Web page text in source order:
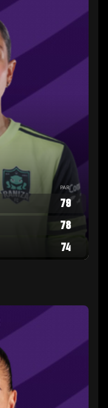
PAR.
79
78
74